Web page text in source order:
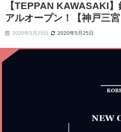
【TEPPAN KAWASAKI
アルオープン！【神戸三宮
2020年5月25日 2020年5月25日